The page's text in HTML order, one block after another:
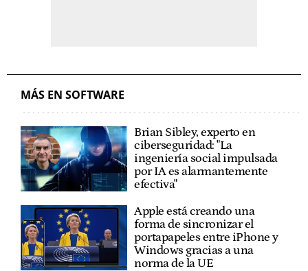
MÁS EN SOFTWARE
Brian Sibley, experto en
ciberseguridad: "La
ingeniería social impulsada
por IA es alarmantemente
efectiva"
Apple está creando una
forma de sincronizar el
portapapeles entre iPhone y
Windows gracias a una
norma de la UE